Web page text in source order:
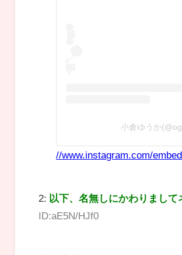
小倉ゆうか
//www.instagram.com/
2: 以下、名無しにかわりまし
ID:aE5N/HJf0